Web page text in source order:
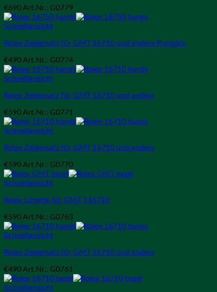
€690 Art.Nr.: G0779
Schnellansicht
Rolex Zeigersatz für GMT 16710 und andere Pumpkin
€490 Art.Nr.: G0774
Schnellansicht
Rolex Zeigersatz für GMT 16710 und andere
€590 Art.Nr.: G0771
Schnellansicht
Rolex Zeigersatz für GMT 16710 und andere
€590 Art.Nr.: G0770
Schnellansicht
Rolex Lünette für GMT 116710
€590 Art.Nr.: G0763
Schnellansicht
Rolex Zeigersatz für GMT 16710 und andere
€490 Art.Nr.: G0761
Schnellansicht